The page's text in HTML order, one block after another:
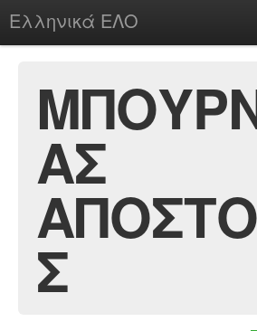
Ελληνικά ΕΛΟ
chesstu.be @ discord
LoginΑΣ
Σ